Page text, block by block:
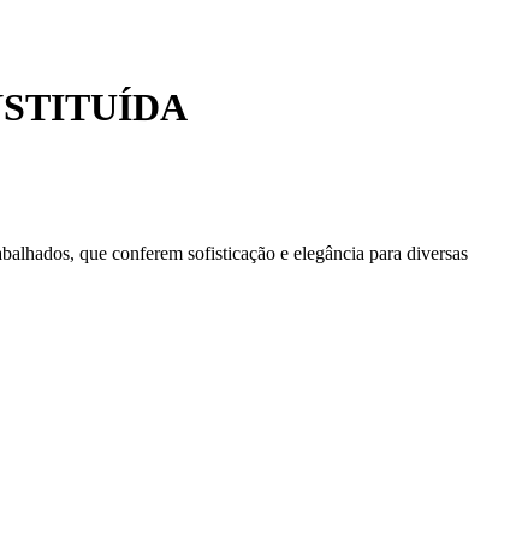
que conferem sofisticação e elegância para diversas